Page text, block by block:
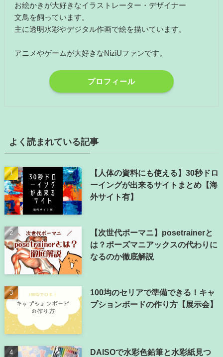
お絵かきが大好きなイラストレーター・デザイナー
文鳥を飼っています。
主に透明水彩やデジタル作画で絵を描いています。
アニメやゲームが大好きなNiziUファンです。
プロフィール
よく読まれている記事
【人体の資料にも使える】30秒ドロ
ーイングが出来るサイトまとめ【海
外サイト有】
【次世代ポーマニ】posetrainerと
は？ポーズマニアックスの代わりに
なるのか徹底解説
100均のセリアで準備できる！キャ
プションボードの作り方【展示会】
DAISOで水彩色鉛筆と水彩紙見つ